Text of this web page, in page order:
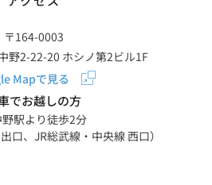
〒164-0003
野2-22-20 ホシノ第2ビル1F
Mapで見る
でお越しの方
野駅より徒歩2分
口、JR総武線・中央線 西口）